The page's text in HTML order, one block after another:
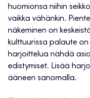
huomionsa niihin
vaikka vähänkin.
näkeminen on
kulttuurissa palaute
harjoittelua nähdä
edistymiset. Lisää
ääneen sanomalla.